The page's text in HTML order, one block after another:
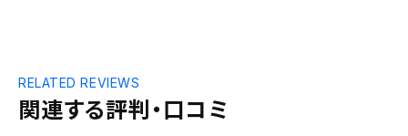
関連する評判・口コミ
RELATED REVIEWS